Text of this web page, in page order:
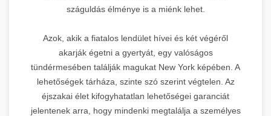
száguldás élménye is a miénk lehet.
Azok, akik a fiatalos lendület hívei és két végéről
akarják égetni a gyertyát, egy valóságos
tündérmesében találják magukat New York képében. A
lehetőségek tárháza, szinte szó szerint végtelen. Az
éjszakai élet kifogyhatatlan lehetőségei garanciát
jelentenek arra, hogy mindenki megtalálja a személyes